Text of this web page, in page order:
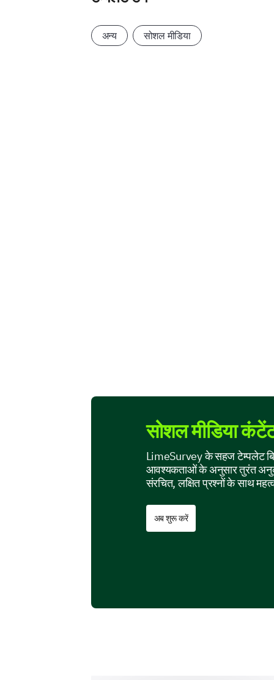
अन्य सोशल मीडिया
सोशल मीडिया कंटेंट
LimeSurvey के सहज टेम्पलेट
आवश्यकताओं के अनुसार तुरंत
संरचित, लक्षित प्रश्नों के साथ
अब शुरू करें